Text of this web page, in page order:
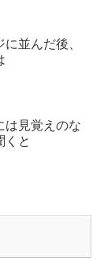
に並んだ後、
は見覚えのな
くと